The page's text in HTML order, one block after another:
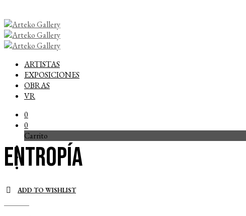
ARTISTAS
EXPOSICIONES
OBRAS
VR
0
0
Carrito
Entropía
ADD TO WISHLIST